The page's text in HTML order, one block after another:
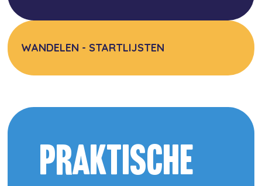
WANDELEN - STARTLIJSTEN
PRAKTISCHE